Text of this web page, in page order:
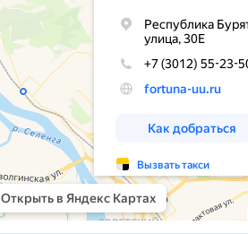
[259]
[7]
[29]
[28]
[14]
[1]
[96]
[34]